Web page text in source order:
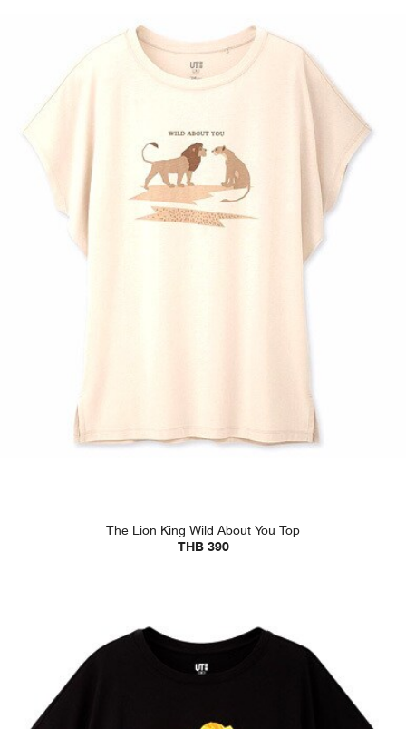
The Lion King Wild About You Top
THB 390